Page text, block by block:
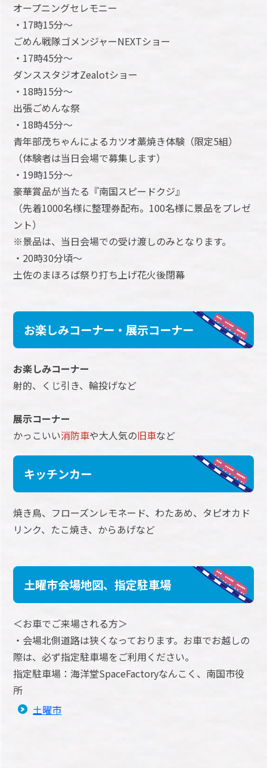
オープニングセレモニー
・17時15分～
ごめん戦隊ゴメンジャーNEXTショー
・17時45分～
ダンススタジオZealotショー
・18時15分～
出張ごめんな祭
・18時45分～
青年部茂ちゃんによるカツオ藁焼き体験（限定5組）
（体験者は当日会場で募集します）
・19時15分～
豪華賞品が当たる『南国スピードクジ』
（先着1000名様に整理券配布。100名様に景品をプレゼ
ント）
※景品は、当日会場での受け渡しのみとなります。
・20時30分頃～
土佐のまほろば祭り打ち上げ花火後閉幕
お楽しみコーナー・展示コーナー
お楽しみコーナー
射的、くじ引き、輪投げなど
展示コーナー
かっこいい消防車や大人気の旧車など
キッチンカー
焼き鳥、フローズンレモネード、わたあめ、タピオカド
リンク、たこ焼き、からあげなど
土曜市会場地図、指定駐車場
＜お車でご来場される方＞
・会場北側道路は狭くなっております。お車でお越しの
際は、必ず指定駐車場をご利用ください。
指定駐車場：海洋堂SpaceFactoryなんこく、南国市役
所
土曜市